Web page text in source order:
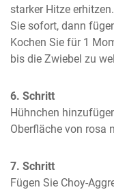
starker Hitze
Sie sofort, dann
Kochen Sie für 1
bis die Zwiebel zu
6. Schritt
Hühnchen
Oberfläche von rosa
7. Schritt
Fügen Sie Choy-